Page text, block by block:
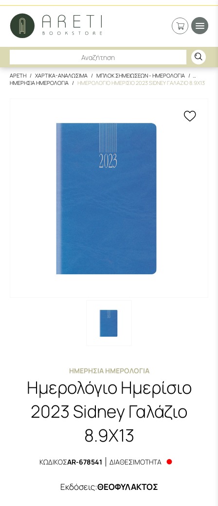
ΑΡΕΤΗ ΧΑΡΤΙΚΑ-ΑΝΑΛΩΣΙΜΑ
ΜΠΛΟΚ ΣΗΜΕΙΩΣΕΩΝ - ΗΜΕΡΟΛΟΓΙΑ
ΗΜΕΡΗΣΙΑ ΗΜΕΡΟΛΟΓΙΑ
ΗΜΕΡΟΛΟΓΙΟ ΗΜΕΡΙΣΙΟ 2023 SIDNEY ΓΑΛΑΖΙΟ 8.9Χ13
ΗΜΕΡΉΣΙΑ ΗΜΕΡΟΛΌΓΙΑ
Ημερολόγιο Ημερίσιο
2023 Sidney Γαλάζιο
8.9Χ13
ΚΩΔΙΚΟΣAR-678541 ΔΙΑΘΕΣΙΜΟΤΗΤΑ
Εκδόσεις:ΘΕΟΦΥΛΑΚΤΟΣ